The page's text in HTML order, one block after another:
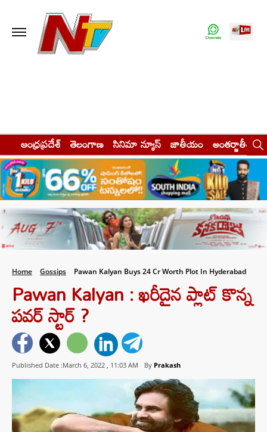
ఆంధ్రప్రదేశ్ తెలంగాణ సినిమా న్యూస్ జాతీయం అంతర్జాతీయం
Home Gossips Pawan Kalyan Buys 24 Cr Worth Plot In Hyderabad
Pawan Kalyan : ఖరీదైన ప్లాట్ కొన్న
పవర్ స్టార్ ?
Published Date :March 6, 2022 , 11:03 AM By Prakash